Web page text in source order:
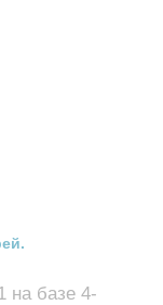
на базе 4-